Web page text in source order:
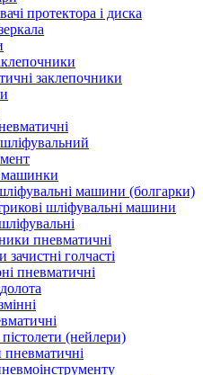
протектора і диска
заклепочники
машинки
машини (болгарки)
шліфувальні машини
пневматичні
голчасті
пневматичні
(нейлери)